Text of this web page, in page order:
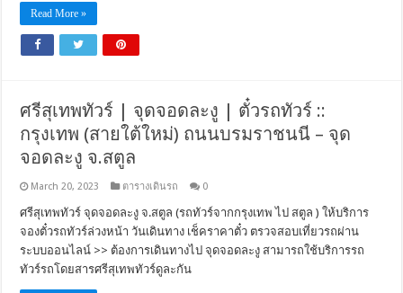
Read More »
ศรีสุเทพทัวร์ | จุดจอดละงู | ตั๋วรถทัวร์ ::
กรุงเทพ (สายใต้ใหม่) ถนนบรมราชนนี – จุด
จอดละงู จ.สตูล
March 20, 2023 ตารางเดินรถ 0
ศรีสุเทพทัวร์ จุดจอดละงู จ.สตูล (รถทัวร์จากกรุงเทพ ไป สตูล ) ให้บริการ
จองตั๋วรถทัวร์ล่วงหน้า วันเดินทาง เช็คราคาตั๋ว ตรวจสอบเที่ยวรถผ่าน
ระบบออนไลน์ >> ต้องการเดินทางไป จุดจอดละงู สามารถใช้บริการรถ
ทัวร์รถโดยสารศรีสุเทพทัวร์ดูละกัน